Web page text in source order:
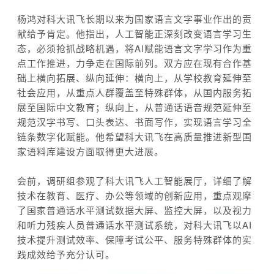
杨鸿对科大讯飞长期以来为国家语言文字事业作出的贡
献给予肯定。他指出，人工智能正深刻改变语言学习生
态，必须抢抓战略机遇，将AI赋能语言文字学习作为重
点工作推进，力争走在国际前列。双方应在现有合作基
础上横向拓展、纵向延伸：横向上，从学校教育延伸至
社会应用，从重点人群覆盖至特殊群体，从国内服务拓
展至国际中文教育；纵向上，从普通话语音规范延伸至
规范汉字书写、口头表达、书面写作，实现语言学习全
链条数字化赋能。他希望科大讯飞在高质量推进新型国
家语料库建设方面取得更大进展。
会前，调研组参观了科大讯飞人工智能展厅，详细了解
技术在教育、医疗、办公等领域的创新应用，重点观摩
了国家普通话水平测试数据大屏、监控大屏，以及视力
和听力残疾人员普通话水平测试系统，对科大讯飞以AI
技术提升测试效率、保障考试公平、服务特殊群体的实
践成效给予充分认可。